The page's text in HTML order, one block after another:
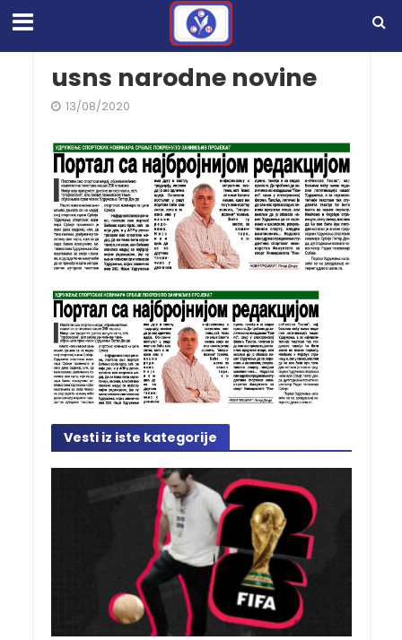
usns narodne novine
13/08/2020
Vesti iz iste kategorije